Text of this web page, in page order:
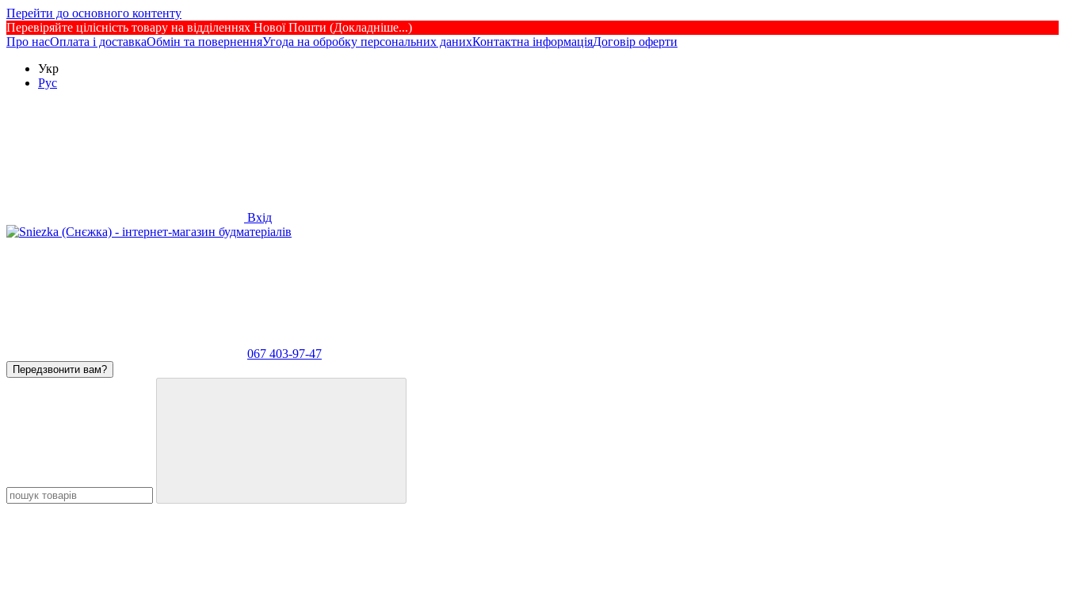
Перейти до основного контенту
Перевіряйте цілісність товару на відділеннях Нової Пошти (Докладніше...)
Про насОплата і доставкаОбмін та поверненняУгода на обробку персональних данихКонтактна інформаціяДоговір оферти
Укр
Рус
Вхід
067 403-97-47
Передзвонити вам?